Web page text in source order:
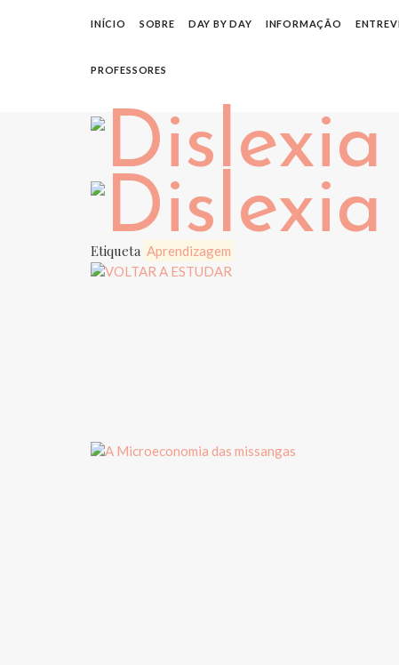
INÍCIO SOBRE DAY BY DAY INFORMAÇÃO
PROFESSORES
Etiqueta Aprendizagem